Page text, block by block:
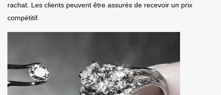
rachat. Les clients peuvent être assurés de recevoir un prix
compétitif.